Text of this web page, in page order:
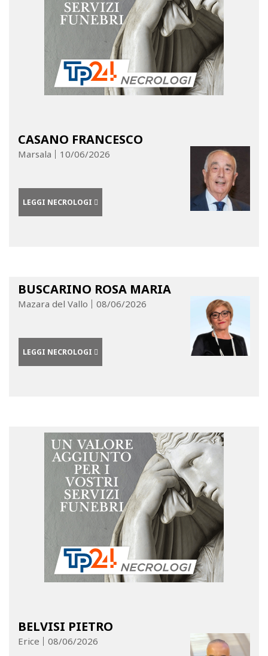
CASANO FRANCESCO
Marsala 10/06/2026
LEGGI NECROLOGI
BUSCARINO ROSA MARIA
Mazara del Vallo 08/06/2026
LEGGI NECROLOGI
BELVISI PIETRO
Erice 08/06/2026